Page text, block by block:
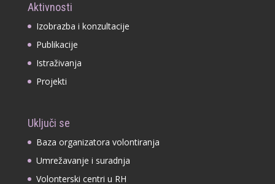
Aktivnosti
Izobrazba i konzultacije
Publikacije
Istraživanja
Projekti
Uključi se
Baza organizatora volontiranja
Umrežavanje i suradnja
Volonterski centri u RH